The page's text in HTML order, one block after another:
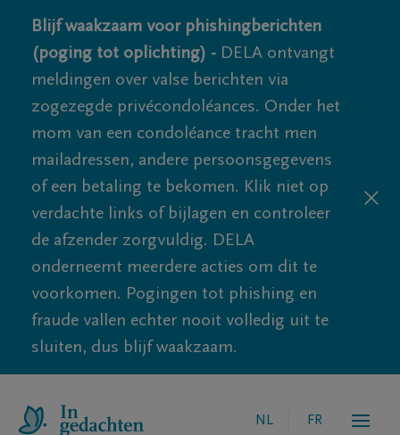
Blijf waakzaam voor phishingberichten
(poging tot oplichting) - DELA ontvangt
meldingen over valse berichten via
zogezegde privécondoléances. Onder het
mom van een condoléance tracht men
mailadressen, andere persoonsgegevens
of een betaling te bekomen. Klik niet op
verdachte links of bijlagen en controleer
de afzender zorgvuldig. DELA
onderneemt meerdere acties om dit te
voorkomen. Pogingen tot phishing en
fraude vallen echter nooit volledig uit te
sluiten, dus blijf waakzaam.
NL FR